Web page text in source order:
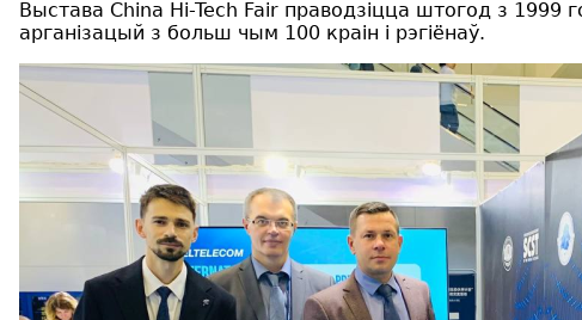
Выстава China Hi-Tech Fair праводзіцца штогод з
арганізацый з больш чым 100 краін і рэгіёнаў.